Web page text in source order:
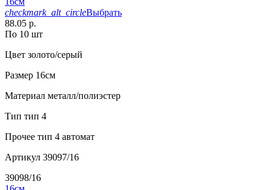
checkmark_alt_circleВыбрать
88.05 р.
По 10 шт
Цвет золото/серый
Размер 16см
Материал металл/полиэстер
Тип тип 4
Прочее тип 4 автомат
Артикул 39097/16
39098/16